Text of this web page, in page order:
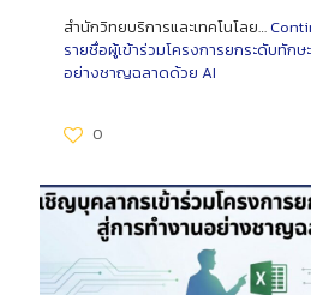
สำนักวิทยบริการและเทคโนโลย…
รายชื่อผู้เข้าร่วมโครงการยกระดับทักษ
อย่างชาญฉลาดด้วย AI
0